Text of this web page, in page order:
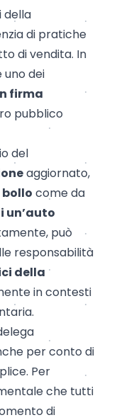
della
di pratiche
di vendita. In
uno dei
firma
pubblico
del
aggiornato,
come da
un’auto
può
responsabilità
della
in contesti
per conto di
Per
che tutti
di